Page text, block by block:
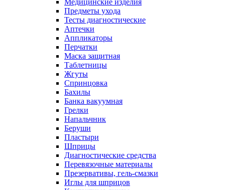
Медицинские изделия
Предметы ухода
Тесты диагностические
Аптечки
Аппликаторы
Перчатки
Маска защитная
Таблетницы
Жгуты
Спринцовка
Бахилы
Банка вакуумная
Грелки
Напальчник
Беруши
Пластыри
Шприцы
Диагностические средства
Перевязочные материалы
Презервативы, гель-смазки
Иглы для шприцов